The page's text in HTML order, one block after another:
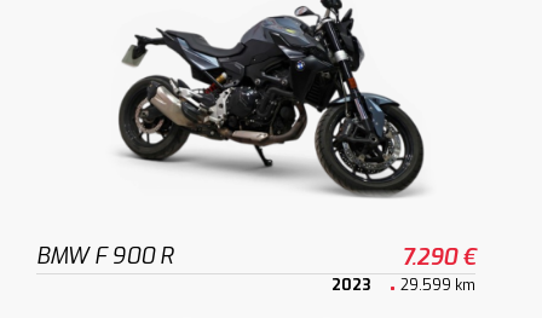
BMW F 900 R 7.290 €
2023 29.599 km